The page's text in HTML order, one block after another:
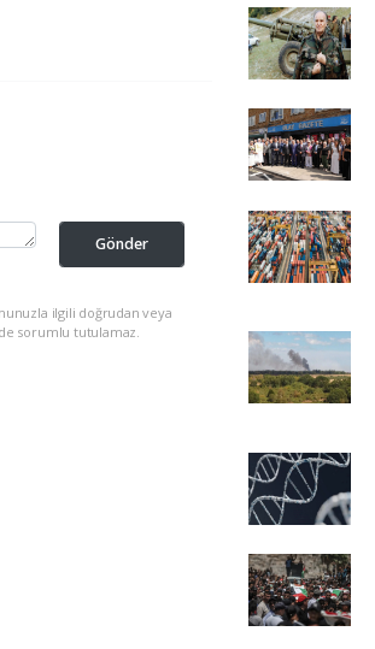
Gönder
ilgili doğrudan veya
sorumlu tutulamaz.